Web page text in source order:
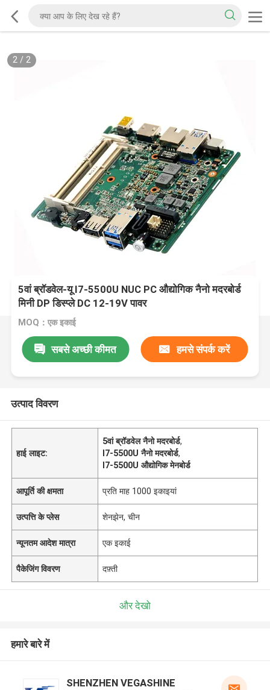
2/ 2
5वां ब्रॉडवेल-यू I7-5500U NUC PC औद्योगिक नैनो मदरबोर्ड
मिनी DP डिस्प्ले DC 12-19V पावर
MOQ：एक इकाई
सबसे अच्छी कीमत हमसे संपर्क करें
उत्पाद विवरण
हाई लाइट:
5वां ब्रॉडवेल नैनो मदरबोर्ड,
I7-5500U नैनो मदरबोर्ड,
I7-5500U औद्योगिक मेनबोर्ड
आपूर्ति की क्षमता प्रति माह 1000 इकाइयां
उत्पत्ति के प्लेस शेनझेन, चीन
न्यूनतम आदेश मात्रा एक इकाई
पैकेजिंग विवरण दफ़्ती
और देखो
हमारे बारे में
SHENZHEN VEGASHINE